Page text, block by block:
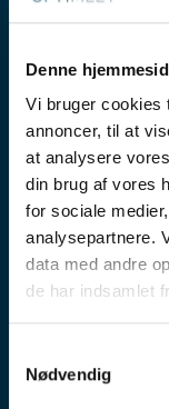
Denne
Vi bruger cookies
annoncer, til at
at analysere
din brug af vores
for sociale
analysepartnere.
data med andre
de har indsamlet
Nødvendig
OPTIMEET er
Vi skaber
møde- og
bred vifte af